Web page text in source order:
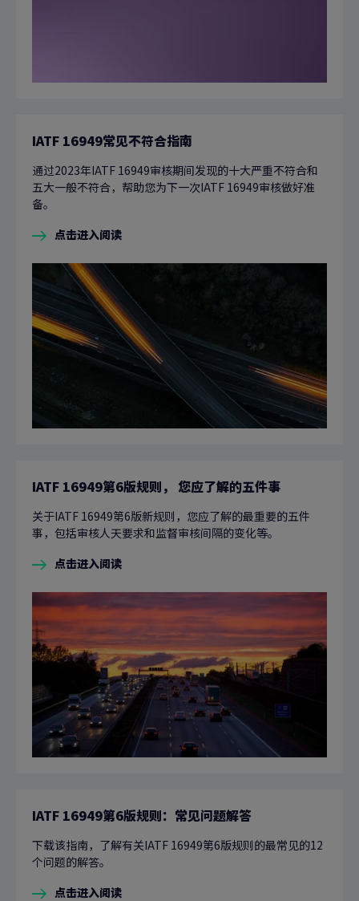
IATF 16949常见不符合指南
通过2023年IATF 16949审核期间发现的十大严重不符合和
五大一般不符合，帮助您为下一次IATF 16949审核做好准
备。
点击进入阅读
IATF 16949第6版规则， 您应了解的五件事
关于IATF 16949第6版新规则，您应了解的最重要的五件
事，包括审核人天要求和监督审核间隔的变化等。
点击进入阅读
IATF 16949第6版规则：常见问题解答
下载该指南，了解有关IATF 16949第6版规则的最常见的12
个问题的解答。
点击进入阅读